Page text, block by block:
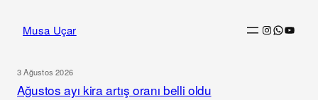
Musa Uçar Instagram
3 Ağustos 2026
Ağustos ayı kira artış oranı belli oldu